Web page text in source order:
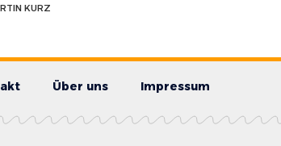
KURZ
Über uns Impressum